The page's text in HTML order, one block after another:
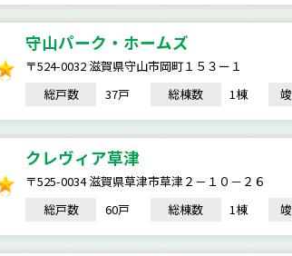
守山パーク・ホームズ
〒524-0032 滋賀県守山市岡町１５３ー１
総戸数
37戸 総棟数 1棟
クレヴィア草津
〒525-0034 滋賀県草津市草津２－１０－２６
総戸数
60戸 総棟数 1棟